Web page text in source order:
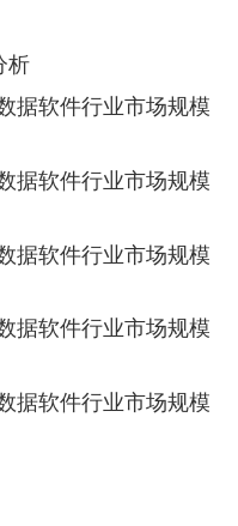
析
据软件行业市场规模
据软件行业市场规模
据软件行业市场规模
据软件行业市场规模
据软件行业市场规模